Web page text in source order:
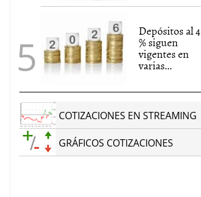
Depósitos al 4
% siguen
vigentes en
varias...
COTIZACIONES EN STREAMING
GRÁFICOS COTIZACIONES